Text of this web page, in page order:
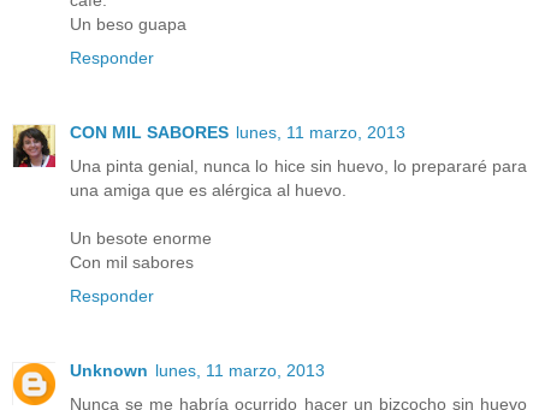
Un beso guapa
Responder
CON MIL SABORES lunes, 11 marzo, 2013
Una pinta genial, nunca lo hice sin huevo, lo prepararé para
una amiga que es alérgica al huevo.
Un besote enorme
Con mil sabores
Responder
Unknown lunes, 11 marzo, 2013
Nunca se me habría ocurrido hacer un bizcocho sin huevo